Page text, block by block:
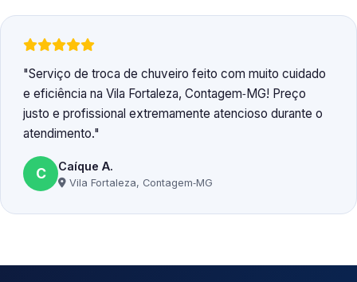
Serviço de troca de chuveiro feito com muito cuidado
e eficiência na Vila Fortaleza, Contagem‑MG! Preço
justo e profissional extremamente atencioso durante o
atendimento.
C Caíque A.
Vila Fortaleza, Contagem‑MG